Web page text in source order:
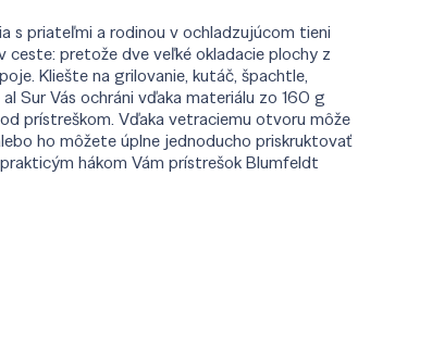
s priateľmi a rodinou v ochladzujúcom tieni
pretože dve veľké okladacie plochy z
Kliešte na grilovanie, kutáč, špachtle,
Sur Vás ochráni vďaka materiálu zo 160 g
prístreškom. Vďaka vetraciemu otvoru môže
ho môžete úplne jednoducho priskruktovať
hákom Vám prístrešok Blumfeldt